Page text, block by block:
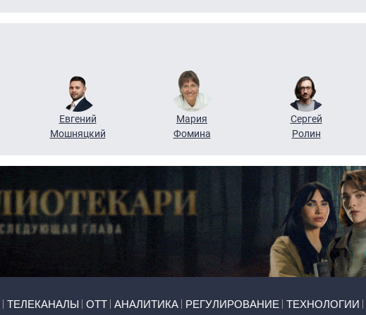
Евгений
Мошняцкий
Мария
Фомина
Сергей
Ролин
ТЕЛЕКАНАЛЫ ОТТ АНАЛИТИКА РЕГУЛИРОВАНИЕ ТЕХНОЛОГИИ